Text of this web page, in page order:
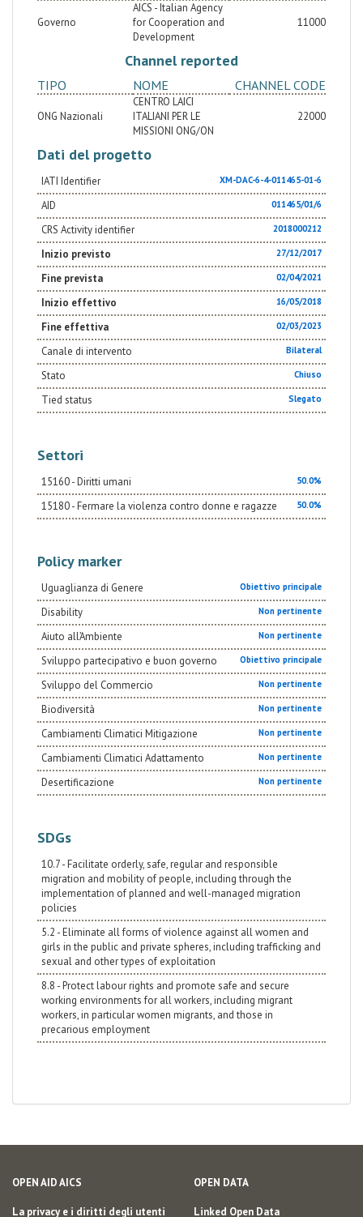
Governo
AICS - Italian Agency
for Cooperation and
Development
11000
Channel reported
TIPO NOME CHANNEL CODE
ONG Nazionali
CENTRO LAICI
ITALIANI PER LE
MISSIONI ONG/ON
22000
Dati del progetto
IATI Identifier XM-DAC-6-4-011465-01-6
AID 011465/01/6
CRS Activity identifier 2018000212
Inizio previsto 27/12/2017
Fine prevista 02/04/2021
Inizio effettivo 16/05/2018
Fine effettiva 02/03/2023
Canale di intervento Bilateral
Stato Chiuso
Tied status Slegato
Settori
15160 - Diritti umani 50.0%
15180 - Fermare la violenza contro donne e ragazze 50.0%
Policy marker
Uguaglianza di Genere Obiettivo principale
Disability Non pertinente
Aiuto all’Ambiente Non pertinente
Sviluppo partecipativo e buon governo Obiettivo principale
Sviluppo del Commercio Non pertinente
Biodiversità Non pertinente
Cambiamenti Climatici Mitigazione Non pertinente
Cambiamenti Climatici Adattamento Non pertinente
Desertificazione Non pertinente
SDGs
10.7 - Facilitate orderly, safe, regular and responsible
migration and mobility of people, including through the
implementation of planned and well-managed migration
policies
5.2 - Eliminate all forms of violence against all women and
girls in the public and private spheres, including trafficking and
sexual and other types of exploitation
8.8 - Protect labour rights and promote safe and secure
working environments for all workers, including migrant
workers, in particular women migrants, and those in
precarious employment
OPEN AID AICS
La privacy e i diritti degli utenti
OPEN DATA
Linked Open Data